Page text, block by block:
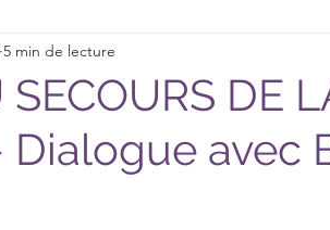
SECOURS DE
Dialogue avec
5 min de lecture